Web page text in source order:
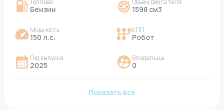
Топливо
Бензин
Объем двигателя
1598 см3
Мощность
150 л.с.
КПП
Робот
Год выпуска
2025
Владельцы
0
Показать все